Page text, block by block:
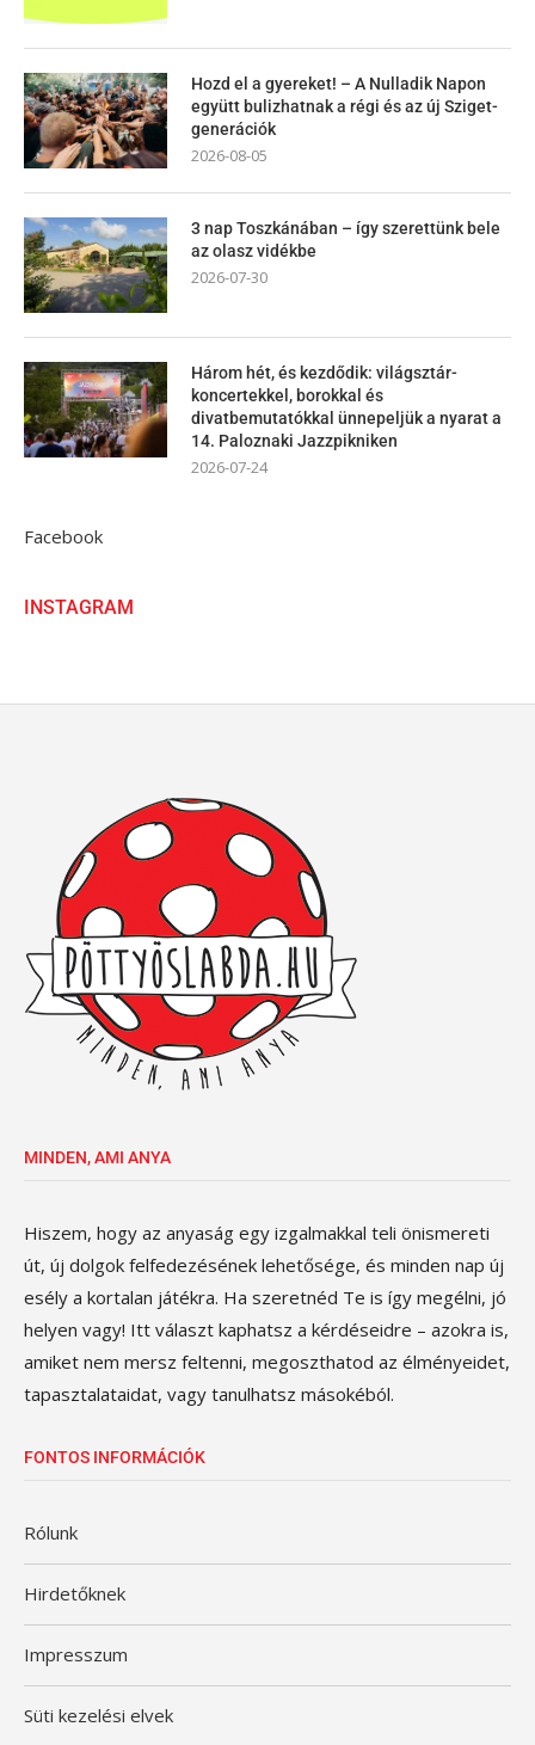
Hozd el a gyereket! – A Nulladik Napon
együtt bulizhatnak a régi és az új Sziget-
generációk
2026-08-05
3 nap Toszkánában – így szerettünk bele
az olasz vidékbe
2026-07-30
Három hét, és kezdődik: világsztár-
koncertekkel, borokkal és
divatbemutatókkal ünnepeljük a nyarat a
14. Paloznaki Jazzpikniken
2026-07-24
Facebook
INSTAGRAM
MINDEN, AMI ANYA
Hiszem, hogy az anyaság egy izgalmakkal teli önismereti
út, új dolgok felfedezésének lehetősége, és minden nap új
esély a kortalan játékra. Ha szeretnéd Te is így megélni, jó
helyen vagy! Itt választ kaphatsz a kérdéseidre – azokra is,
amiket nem mersz feltenni, megoszthatod az élményeidet,
tapasztalataidat, vagy tanulhatsz másokéból.
FONTOS INFORMÁCIÓK
Rólunk
Hirdetőknek
Impresszum
Süti kezelési elvek